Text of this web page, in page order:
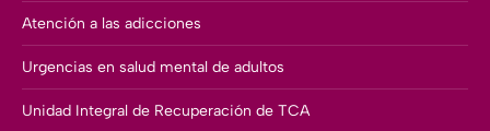
Atención a las adicciones
Urgencias en salud mental de adultos
Unidad Integral de Recuperación de TCA